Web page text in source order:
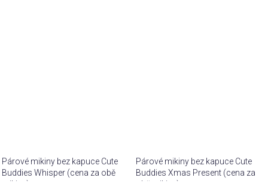
Párové mikiny bez kapuce Cute
Buddies Whisper (cena za obě
mikiny)
Párové mikiny bez kapuce Cute
Buddies Xmas Present (cena za
obě mikiny)